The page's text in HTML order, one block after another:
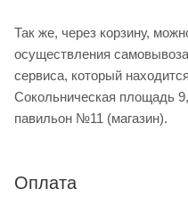
Так же, через корзину,
осуществления
сервиса, который
Сокольническая площадь
павильон №11 (магазин).
Оплата